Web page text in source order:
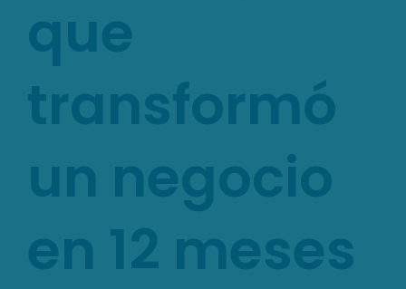
que
transformó
un negocio
en 12 meses